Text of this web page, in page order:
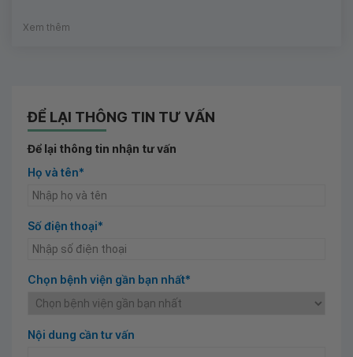
Xem thêm
ĐỂ LẠI THÔNG TIN TƯ VẤN
Để lại thông tin nhận tư vấn
Họ và tên*
Số điện thoại*
Chọn bệnh viện gần bạn nhất*
Nội dung cần tư vấn